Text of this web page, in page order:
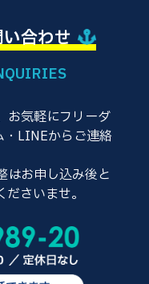
合わせ
お気軽にフリーダ
・LINEからご連絡
はお申し込み後と
さいませ。